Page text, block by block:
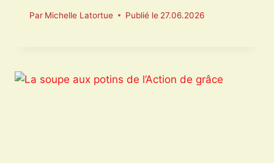
Par Michelle Latortue Publié le 27.06.2026